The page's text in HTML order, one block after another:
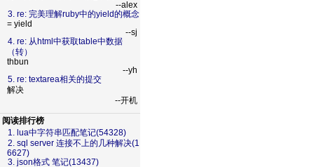
--alex
3. re: 完美理解ruby中的yield的概念
= yield
--sj
4. re: 从html中获取table中数据
（转）
thbun
--yh
5. re: textarea相关的提交
解决
--开机
阅读排行榜
1. lua中字符串匹配笔记(54328)
2. sql server 连接不上的几种解决(1
6627)
3. json格式 笔记(13437)